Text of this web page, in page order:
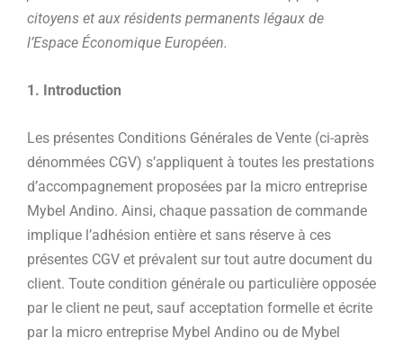
citoyens et aux résidents permanents légaux de
l’Espace Économique Européen.
1. Introduction
Les présentes Conditions Générales de Vente (ci-après
dénommées CGV) s’appliquent à toutes les prestations
d’accompagnement proposées par la micro entreprise
Mybel Andino. Ainsi, chaque passation de commande
implique l’adhésion entière et sans réserve à ces
présentes CGV et prévalent sur tout autre document du
client. Toute condition générale ou particulière opposée
par le client ne peut, sauf acceptation formelle et écrite
par la micro entreprise Mybel Andino ou de Mybel